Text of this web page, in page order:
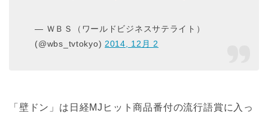
— ＷＢＳ（ワールドビジネスサテライト）
(@wbs_tvtokyo) 2014, 12月 2
「壁ドン」は日経MJヒット商品番付の流行語賞に入っ